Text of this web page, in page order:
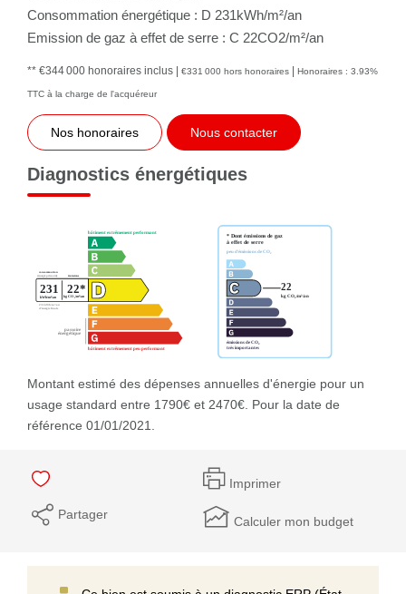
Consommation énergétique : D 231kWh/m²/an
Emission de gaz à effet de serre : C 22CO2/m²/an
** €344 000 honoraires inclus | €331 000 hors honoraires | Honoraires : 3.93%
TTC à la charge de l'acquéreur
Nos honoraires Nous contacter
Diagnostics énergétiques
Montant estimé des dépenses annuelles d'énergie pour un
usage standard entre 1790€ et 2470€. Pour la date de
référence 01/01/2021.
Imprimer
Partager Calculer mon budget